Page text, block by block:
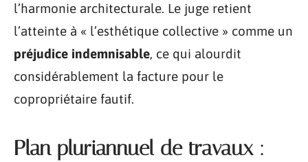
l’harmonie architecturale. Le juge retient
l’atteinte à « l’esthétique collective » comme un
préjudice indemnisable, ce qui alourdit
considérablement la facture pour le
copropriétaire fautif.
Plan pluriannuel de travaux :